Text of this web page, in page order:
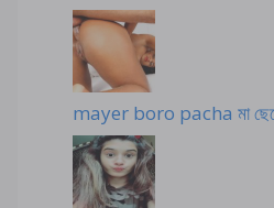
mayer boro pacha মা